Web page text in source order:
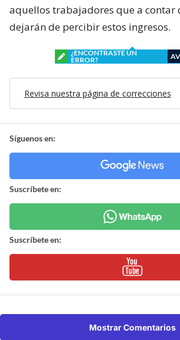
aquellos trabajadores que a contar
dejarán de percibir estos ingresos.
¿ENCONTRASTE UN
ERROR?
Revisa nuestra página de correcciones
Síguenos en:
Suscríbete en:
Suscríbete en:
Mostrar Comentarios